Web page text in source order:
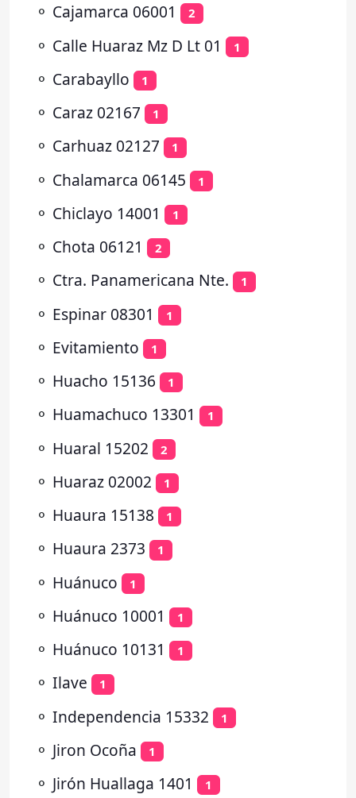
⚬ Cajamarca 06001 2
⚬ Calle Huaraz Mz D Lt 01 1
⚬ Carabayllo 1
⚬ Caraz 02167 1
⚬ Carhuaz 02127 1
⚬ Chalamarca 06145 1
⚬ Chiclayo 14001 1
⚬ Chota 06121 2
⚬ Ctra. Panamericana Nte. 1
⚬ Espinar 08301 1
⚬ Evitamiento 1
⚬ Huacho 15136 1
⚬ Huamachuco 13301 1
⚬ Huaral 15202 2
⚬ Huaraz 02002 1
⚬ Huaura 15138 1
⚬ Huaura 2373 1
⚬ Huánuco 1
⚬ Huánuco 10001 1
⚬ Huánuco 10131 1
⚬ Ilave 1
⚬ Independencia 15332 1
⚬ Jiron Ocoña 1
⚬ Jirón Huallaga 1401 1